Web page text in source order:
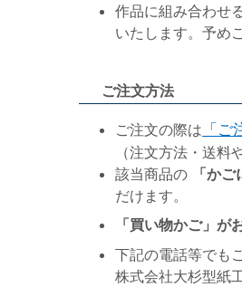
作品に組み合わせ
いたします。予め
ご注文方法
ご注文の際は 「ご
（注文方法・送料
該当商品の
「か
だけます。
「買い物かご」が
下記の電話等でも
株式会社大杉型